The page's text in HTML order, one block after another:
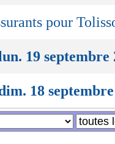
pour
19 septembre
18